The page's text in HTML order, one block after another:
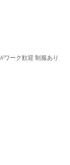
ワーク歓迎 制服あり